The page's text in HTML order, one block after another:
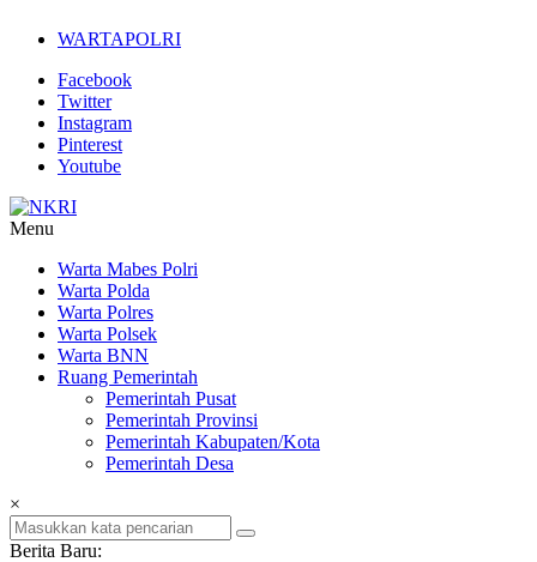
WARTAPOLRI
Facebook
Twitter
Instagram
Pinterest
Youtube
Jurnalisme
Positif
Menu
Warta Mabes Polri
Warta Polda
Warta Polres
Warta Polsek
Warta BNN
Ruang Pemerintah
Pemerintah Pusat
Pemerintah Provinsi
Pemerintah Kabupaten/Kota
Pemerintah Desa
×
Berita Baru: